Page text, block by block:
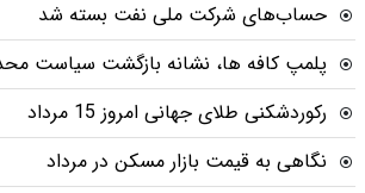
حساب‌های شرکت ملی نفت بسته شد
پلمپ کافه ها، نشانه بازگشت سیاست
رکوردشکنی طلای جهانی امروز 15 مرداد
نگاهی به قیمت بازار مسکن در مرداد